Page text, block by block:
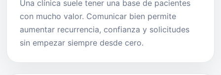
Una clínica suele tener una base de pacientes
con mucho valor. Comunicar bien permite
aumentar recurrencia, confianza y solicitudes
sin empezar siempre desde cero.